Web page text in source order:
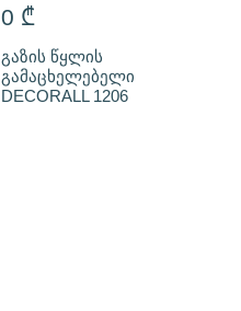
0 ₾
გაზის წყლის
გამაცხელებელი
DECORALL 1206